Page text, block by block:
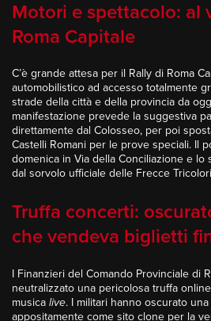
Motori e spettacolo: al
Roma Capitale
C’è grande attesa per il Rally di Roma
automobilistico ad accesso totalmente
strade della città e della provincia da
manifestazione prevede la suggestiva
direttamente dal Colosseo, per poi
Castelli Romani per le prove speciali. Il
domenica in Via della Conciliazione e lo
dal sorvolo ufficiale delle Frecce
Truffa concerti:
che vendeva biglietti
I Finanzieri del Comando Provinciale di
neutralizzato una pericolosa truffa
musica live. I militari hanno oscurato
appositamente come sito clone per la